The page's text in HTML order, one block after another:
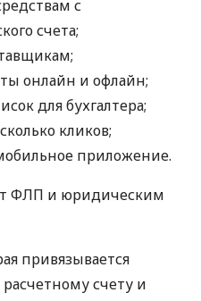
с
счета;
онлайн и офлайн;
для бухгалтера;
кликов;
приложение.
ФЛП и юридическим
привязывается
счету и